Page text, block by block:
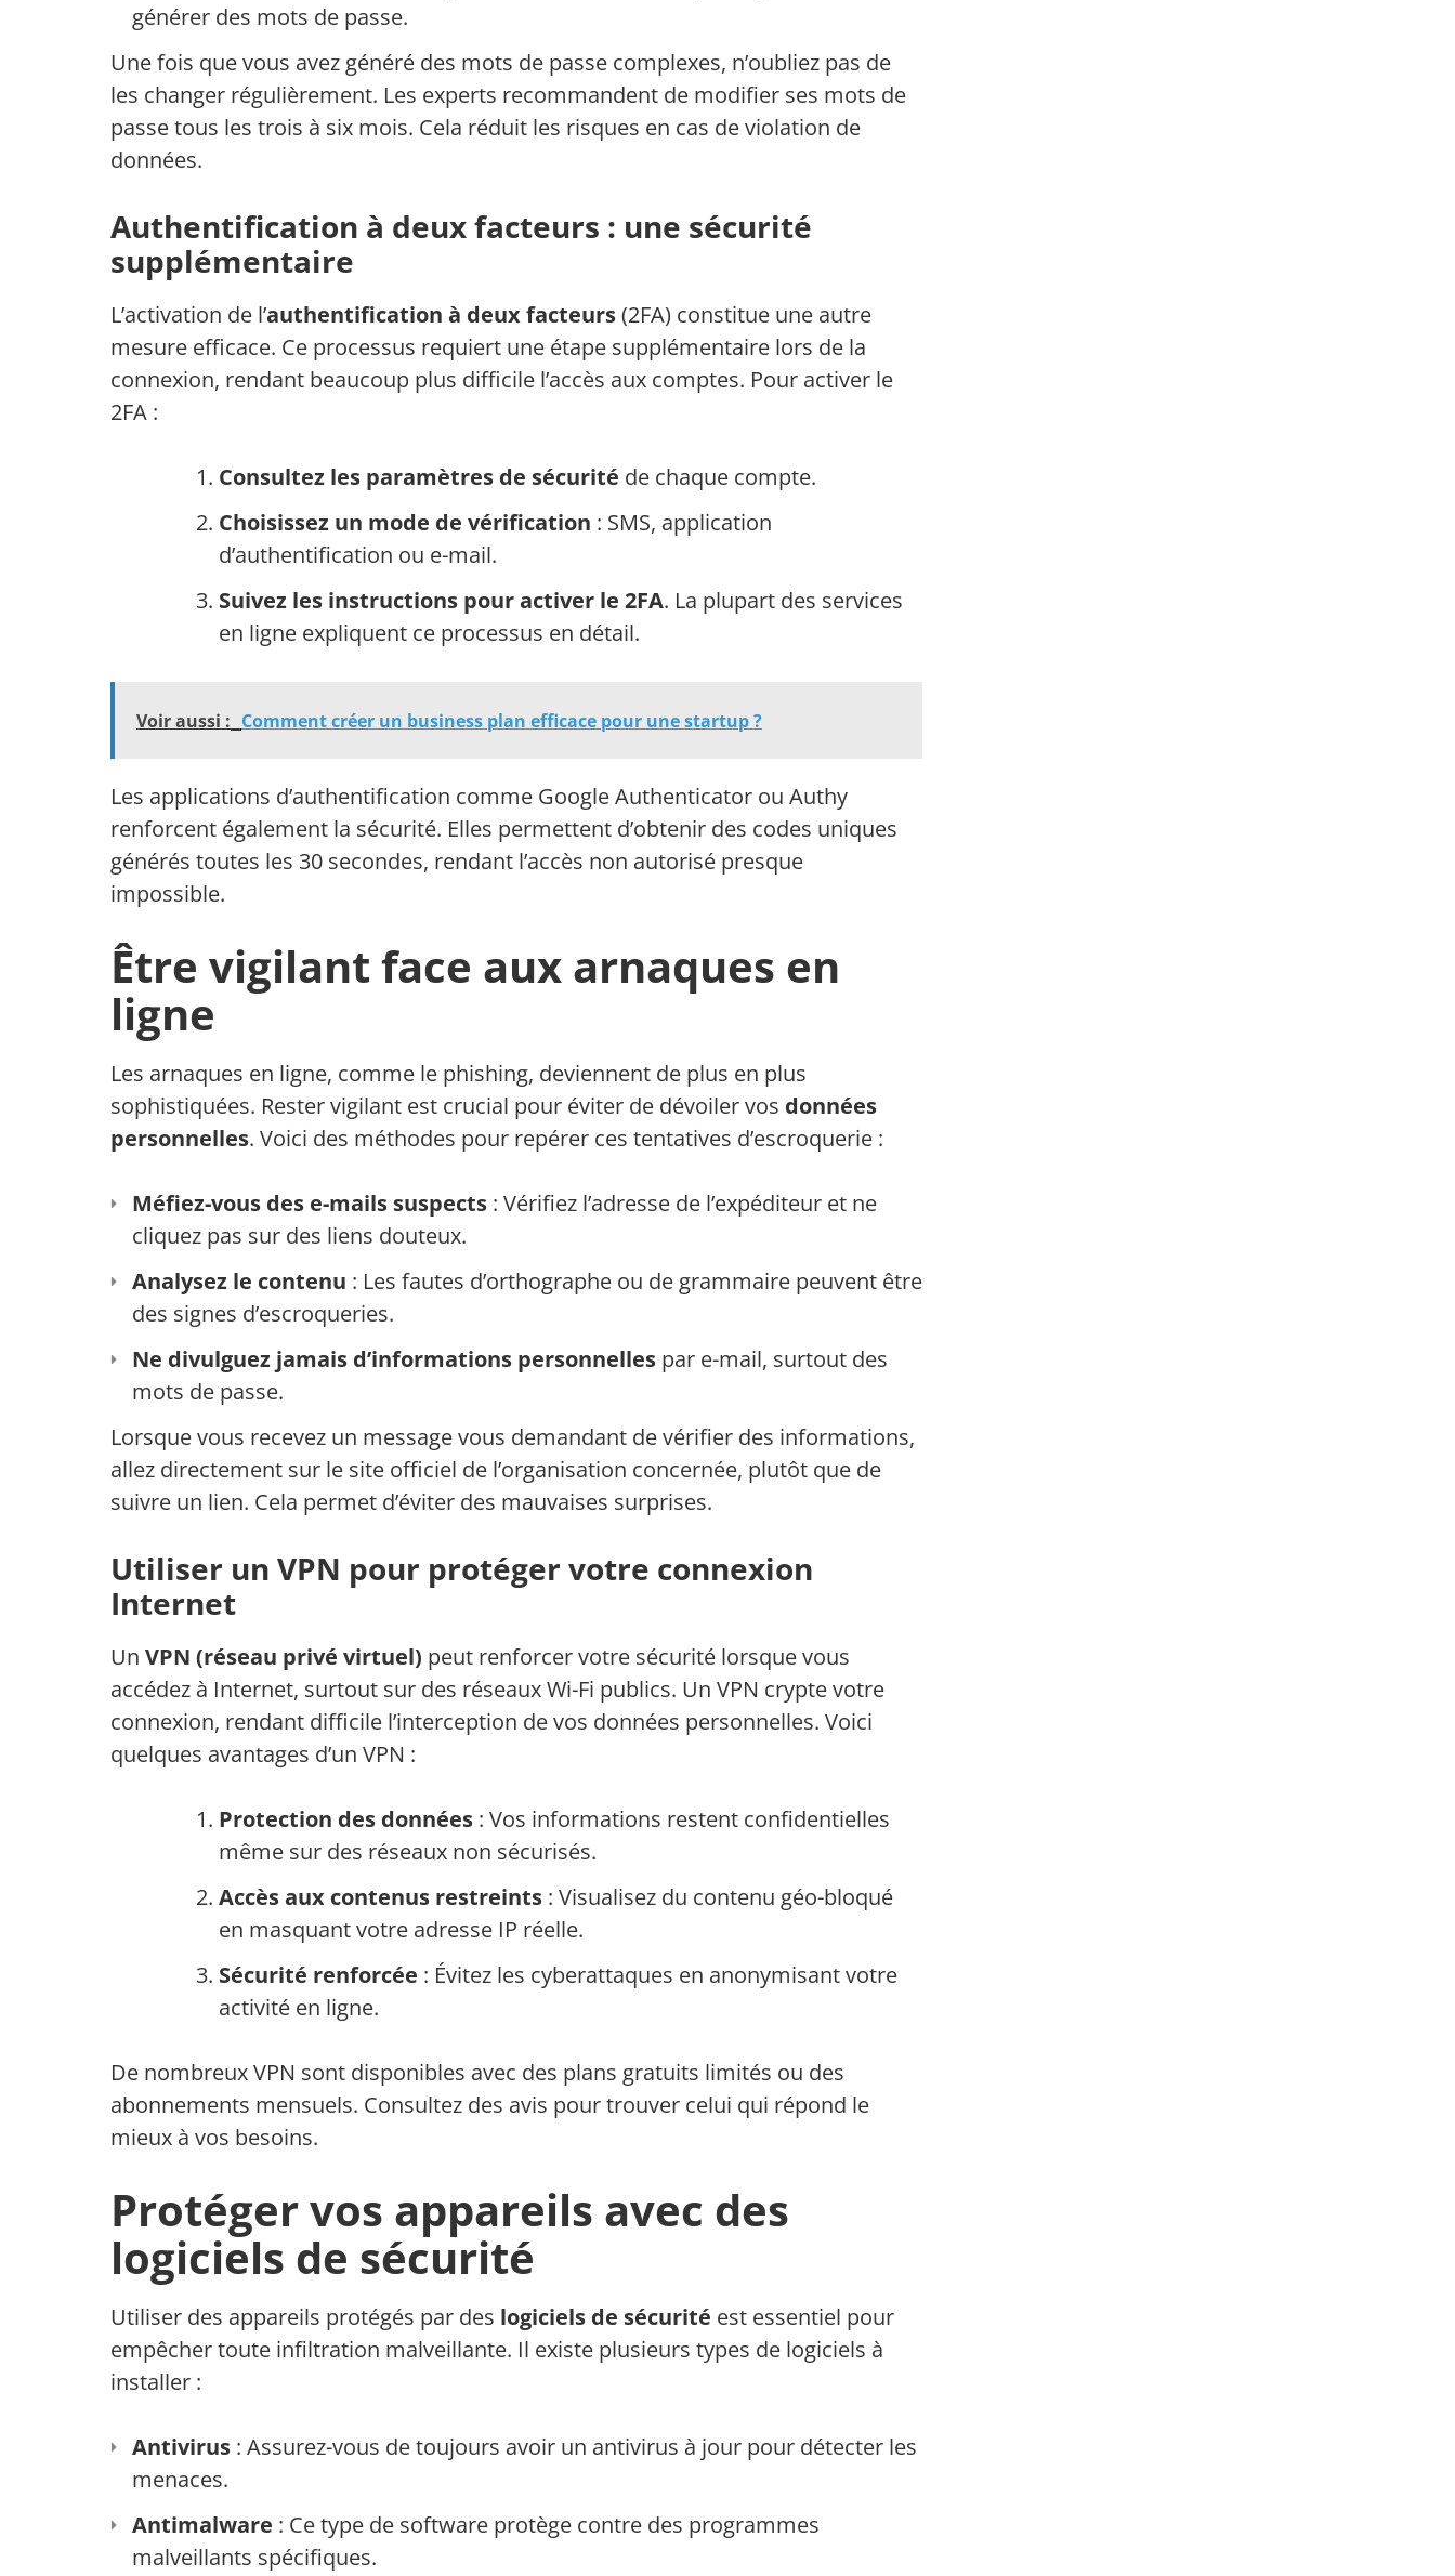
générer des mots de passe.
Une fois que vous avez généré des mots de passe complexes, n’oubliez pas de
les changer régulièrement. Les experts recommandent de modifier ses mots de
passe tous les trois à six mois. Cela réduit les risques en cas de violation de
données.
Authentification à deux facteurs : une sécurité
supplémentaire
L’activation de l’authentification à deux facteurs(2FA) constitue une autre
mesure efficace. Ce processus requiert une étape supplémentaire lors de la
connexion, rendant beaucoup plus difficile l’accès aux comptes. Pour activer le
2FA :
Consultez les paramètres de sécurité de chaque compte.
Choisissez un mode de vérification : SMS, application
d’authentification ou e-mail.
Suivez les instructions pour activer le 2FA. La plupart des services
en ligne expliquent ce processus en détail.
Voir aussi : Comment créer un business plan efficace pour une startup ?
Les applications d’authentification comme Google Authenticator ou Authy
renforcent également la sécurité. Elles permettent d’obtenir des codes uniques
générés toutes les 30 secondes, rendant l’accès non autorisé presque
impossible.
Être vigilant face aux arnaques en
ligne
Les arnaques en ligne, comme le phishing, deviennent de plus en plus
sophistiquées. Rester vigilant est crucial pour éviter de dévoiler vos données
personnelles. Voici des méthodes pour repérer ces tentatives d’escroquerie :
Méfiez-vous des e-mails suspects : Vérifiez l’adresse de l’expéditeur et ne
cliquez pas sur des liens douteux.
Analysez le contenu : Les fautes d’orthographe ou de grammaire peuvent être
des signes d’escroqueries.
Ne divulguez jamais d’informations personnelles par e-mail, surtout des
mots de passe.
Lorsque vous recevez un message vous demandant de vérifier des informations,
allez directement sur le site officiel de l’organisation concernée, plutôt que de
suivre un lien. Cela permet d’éviter des mauvaises surprises.
Utiliser un VPN pour protéger votre connexion
Internet
Un VPN (réseau privé virtuel) peut renforcer votre sécurité lorsque vous
accédez à Internet, surtout sur des réseaux Wi-Fi publics. Un VPN crypte votre
connexion, rendant difficile l’interception de vos données personnelles. Voici
quelques avantages d’un VPN :
Protection des données : Vos informations restent confidentielles
même sur des réseaux non sécurisés.
Accès aux contenus restreints : Visualisez du contenu géo-bloqué
en masquant votre adresse IP réelle.
Sécurité renforcée : Évitez les cyberattaques en anonymisant votre
activité en ligne.
De nombreux VPN sont disponibles avec des plans gratuits limités ou des
abonnements mensuels. Consultez des avis pour trouver celui qui répond le
mieux à vos besoins.
Protéger vos appareils avec des
logiciels de sécurité
Utiliser des appareils protégés par des logiciels de sécurité est essentiel pour
empêcher toute infiltration malveillante. Il existe plusieurs types de logiciels à
installer :
Antivirus : Assurez-vous de toujours avoir un antivirus à jour pour détecter les
menaces.
Antimalware : Ce type de software protège contre des programmes
malveillants spécifiques.